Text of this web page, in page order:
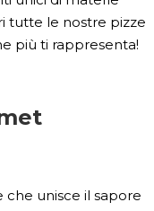
tutte le nostre pizze
più ti rappresenta!
che unisce il sapore